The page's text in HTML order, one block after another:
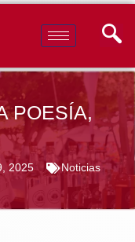
POESÍA,
2025 Noticias